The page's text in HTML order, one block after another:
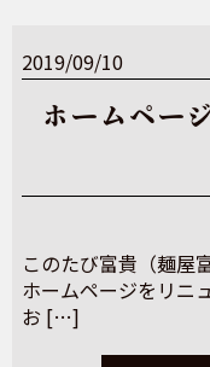
2019/09/10
ホームペー
このたび富貴（麺屋
ホームページをリニ
お […]